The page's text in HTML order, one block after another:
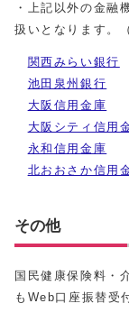
・上記以外の金融
扱いとなります。
関西みらい銀行
池田泉州銀行
大阪信用金庫
大阪シティ信用
永和信用金庫
北おおさか信用
その他
国民健康保険料・
もWeb口座振替受